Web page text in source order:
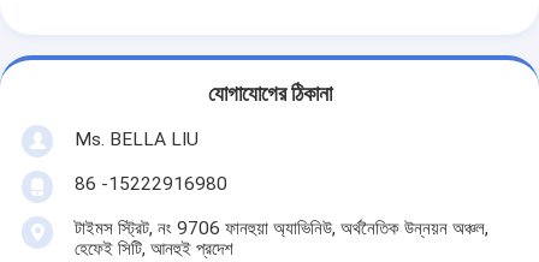
যোগাযোগের ঠিকানা
Ms. BELLA LIU
86 -15222916980
টাইমস স্ট্রিট, নং 9706 ফানহুয়া অ্যাভিনিউ, অর্থনৈতিক উন্নয়ন অঞ্চল,
হেফেই সিটি, আনহুই প্রদেশ